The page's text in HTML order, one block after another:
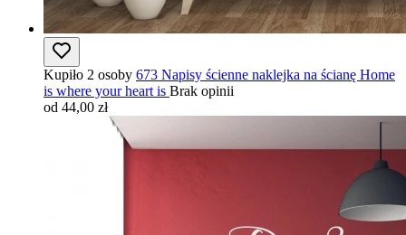
Kupiło 2 osoby 673 Napisy ścienne naklejka na ścianę Home
is where your heart is Brak opinii
od 44,00 zł